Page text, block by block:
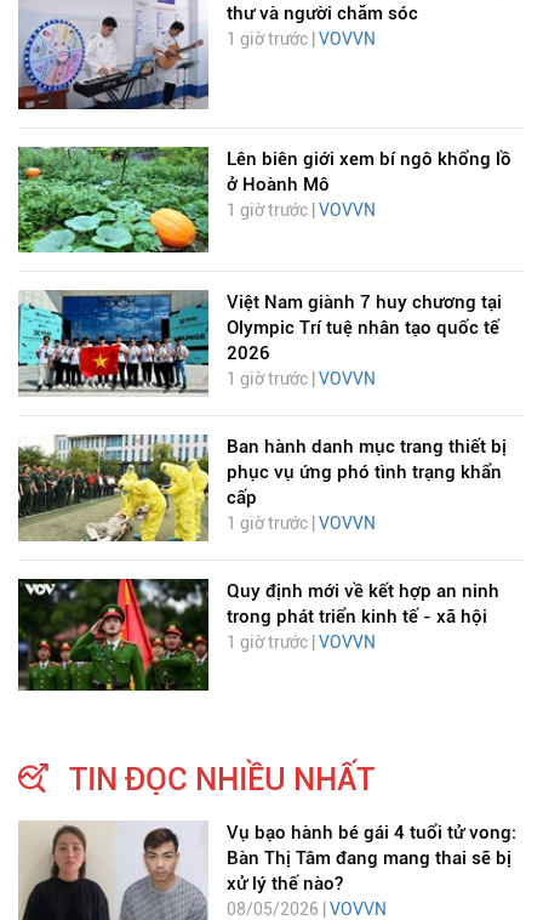
thư và người chăm sóc
1 giờ trước | VOVVN
Lên biên giới xem bí ngô khổng lồ
ở Hoành Mô
1 giờ trước |VOVVN
Việt Nam giành 7 huy chương tại
Olympic Trí tuệ nhân tạo quốc tế
2026
1 giờ trước | VOVVN
Ban hành danh mục trang thiết bị
phục vụ ứng phó tình trạng khẩn
cấp
1 giờ trước | VOVVN
Quy định mới về kết hợp an ninh
trong phát triển kinh tế - xã hội
1 giờ trước | VOVVN
TIN ĐỌC NHIỀU NHẤT
Vụ bạo hành bé gái 4 tuổi tử vong:
Bàn Thị Tâm đang mang thai sẽ bị
xử lý thế nào?
08/05/2026 |VOVVN